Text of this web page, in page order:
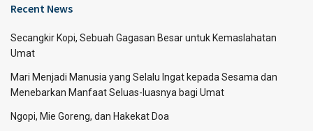
Recent News
Secangkir Kopi, Sebuah Gagasan Besar untuk Kemaslahatan
Umat
Mari Menjadi Manusia yang Selalu Ingat kepada Sesama dan
Menebarkan Manfaat Seluas-luasnya bagi Umat
Ngopi, Mie Goreng, dan Hakekat Doa